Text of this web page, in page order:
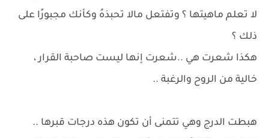
لا تعلم ماهيتها ؟ وتفتعل مالا تحبذهُ وكأنك مجبورًا على
ذلك ؟
هكذا شعرت هي ..شعرت إنها ليست صاحبة القرار ،
خالية من الروح والرغبة ..
هبطت الدرج وهي تتمنى أن تكون هذه درجات قبرها ..